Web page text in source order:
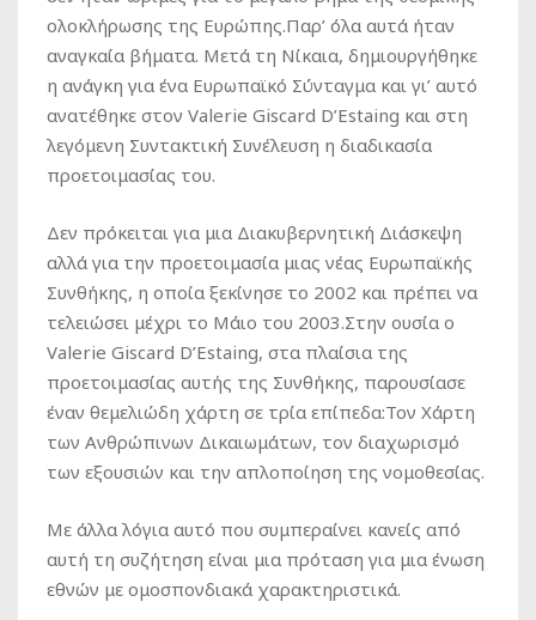
ολοκλήρωσης της Ευρώπης.Παρ’ όλα αυτά ήταν
αναγκαία βήματα. Μετά τη Νίκαια, δημιουργήθηκε
η ανάγκη για ένα Ευρωπαϊκό Σύνταγμα και γι’ αυτό
ανατέθηκε στον Valerie Giscard D’Estaing και στη
λεγόμενη Συντακτική Συνέλευση η διαδικασία
προετοιμασίας του.
Δεν πρόκειται για μια Διακυβερνητική Διάσκεψη
αλλά για την προετοιμασία μιας νέας Ευρωπαϊκής
Συνθήκης, η οποία ξεκίνησε το 2002 και πρέπει να
τελειώσει μέχρι το Μάιο του 2003.Στην ουσία ο
Valerie Giscard D’Estaing, στα πλαίσια της
προετοιμασίας αυτής της Συνθήκης, παρουσίασε
έναν θεμελιώδη χάρτη σε τρία επίπεδα:Τον Χάρτη
των Ανθρώπινων Δικαιωμάτων, τον διαχωρισμό
των εξουσιών και την απλοποίηση της νομοθεσίας.
Με άλλα λόγια αυτό που συμπεραίνει κανείς από
αυτή τη συζήτηση είναι μια πρόταση για μια ένωση
εθνών με ομοσπονδιακά χαρακτηριστικά.